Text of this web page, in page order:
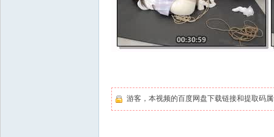
游客，本视频的百度网盘下载链接和提取码